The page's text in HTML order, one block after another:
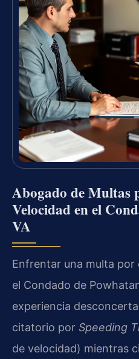
Abogado de Multas
Velocidad en el
VA
Enfrentar una multa por
el Condado de
experiencia
citatorio por Speeding
de velocidad) mientras